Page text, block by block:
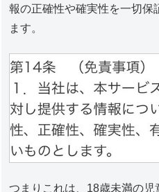
報の正確性や確実性を一切保
ます。
つまりこれは、18歳未満の